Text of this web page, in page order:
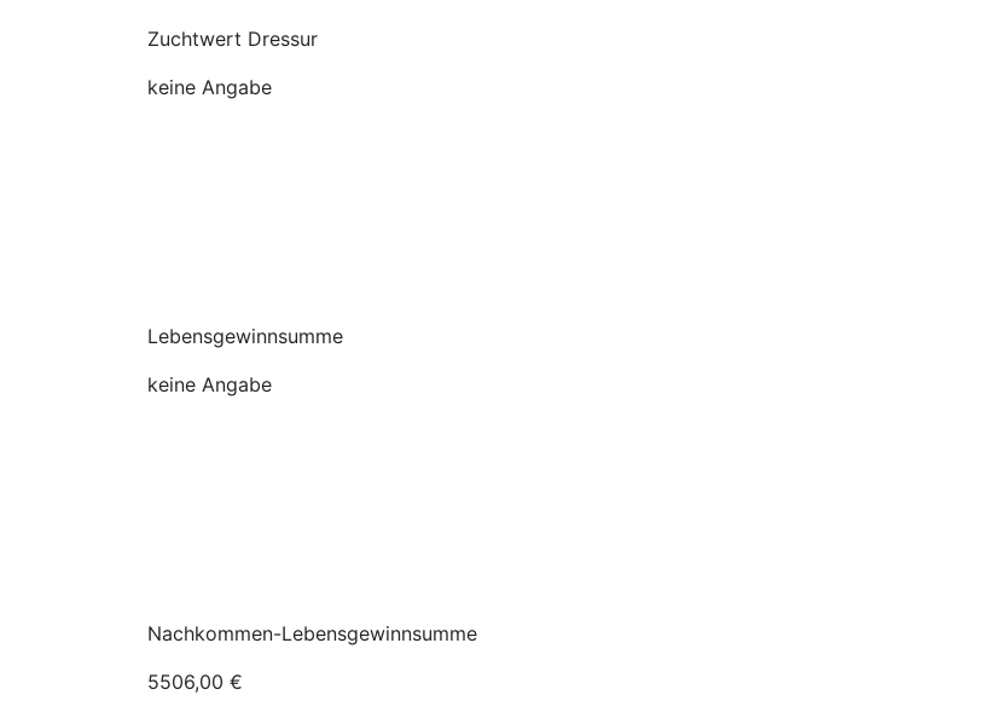
Zuchtwert Dressur
keine Angabe
Lebensgewinnsumme
keine Angabe
Nachkommen-Lebensgewinnsumme
5506,00 €